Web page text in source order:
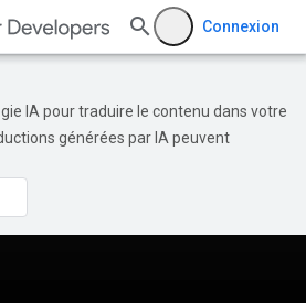
Connexion
IA pour traduire le contenu dans votre
générées par IA peuvent